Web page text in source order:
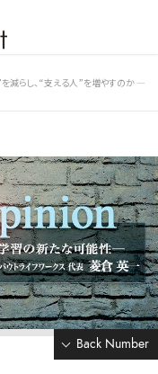
減らし、“支える人”を増やすのか ―
Back Number